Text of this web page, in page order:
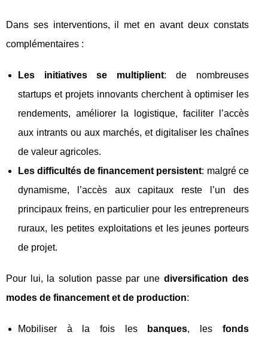
Dans ses interventions, il met en avant deux constats
complémentaires :
Les initiatives se multiplient: de nombreuses
startups et projets innovants cherchent à optimiser les
rendements, améliorer la logistique, faciliter l’accès
aux intrants ou aux marchés, et digitaliser les chaînes
de valeur agricoles.
Les difficultés de financement persistent: malgré ce
dynamisme, l’accès aux capitaux reste l’un des
principaux freins, en particulier pour les entrepreneurs
ruraux, les petites exploitations et les jeunes porteurs
de projet.
Pour lui, la solution passe par une diversification des
modes de financement et de production:
Mobiliser à la fois les banques, les fonds